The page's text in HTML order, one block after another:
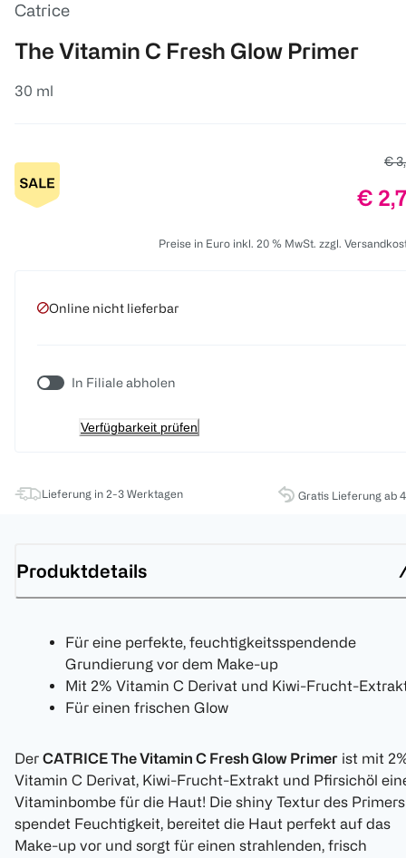
Catrice
The Vitamin C Fresh Glow Primer
30 ml
€
€
Preise in Euro inkl. 20 % MwSt. zzgl.
Online nicht lieferbar
In Filiale abholen
Verfügbarkeit prüfen
Lieferung in 2-3 Werktagen Gratis Lieferung ab
Produktdetails
Für eine perfekte, feuchtigkeitsspendende
Grundierung vor dem Make-up
Mit 2% Vitamin C Derivat und Kiwi-Frucht-
Für einen frischen Glow
Der CATRICE The Vitamin C Fresh Glow Primer ist mit
Vitamin C Derivat, Kiwi-Frucht-Extrakt und Pfirsichöl
Vitaminbombe für die Haut! Die shiny Textur des Primers
spendet Feuchtigkeit, bereitet die Haut perfekt auf das
Make-up vor und sorgt für einen strahlenden, frisch